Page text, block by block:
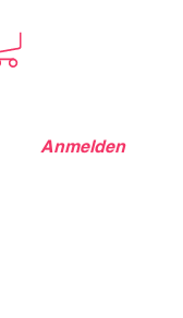
Anmelden